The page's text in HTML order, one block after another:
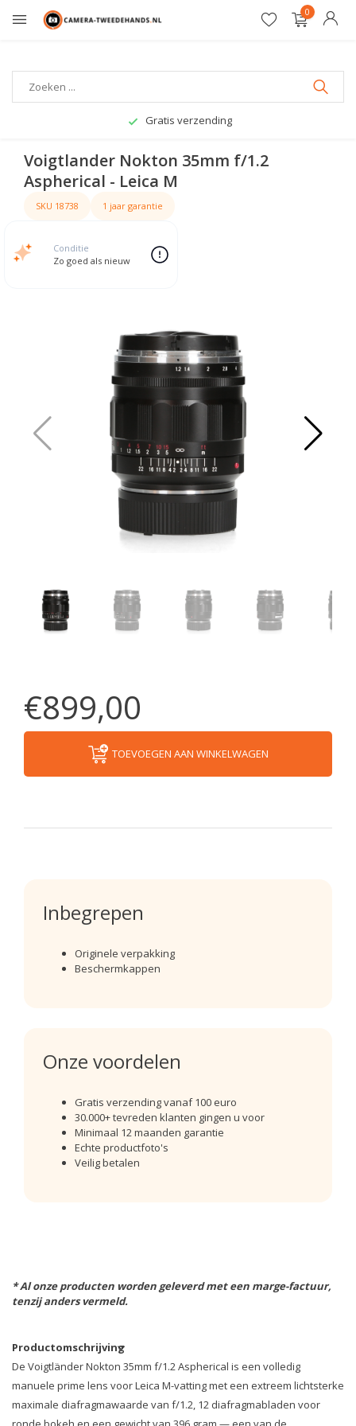
0
Gratis verzending
Voigtlander Nokton 35mm f/1.2
Aspherical - Leica M
SKU 18738 1 jaar garantie
Conditie
Zo goed als nieuw
€899,00
TOEVOEGEN AAN WINKELWAGEN
Inbegrepen
Originele verpakking
Beschermkappen
Onze voordelen
Gratis verzending vanaf 100 euro
30.000+ tevreden klanten gingen u voor
Minimaal 12 maanden garantie
Echte productfoto's
Veilig betalen
* Al onze producten worden geleverd met een marge-factuur,
tenzij anders vermeld.
Productomschrijving
De Voigtländer Nokton 35mm f/1.2 Aspherical is een volledig
manuele prime lens voor Leica M-vatting met een extreem lichtsterke
maximale diafragmawaarde van f/1.2, 12 diafragmabladen voor